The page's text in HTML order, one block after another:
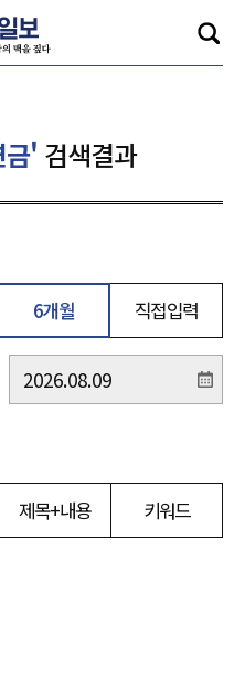
금' 검색결과
6개월 직접입력
제목+내용 키워드